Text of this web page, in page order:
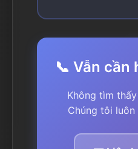
📞 Vẫn cần
Không tìm
Chúng tôi luôn